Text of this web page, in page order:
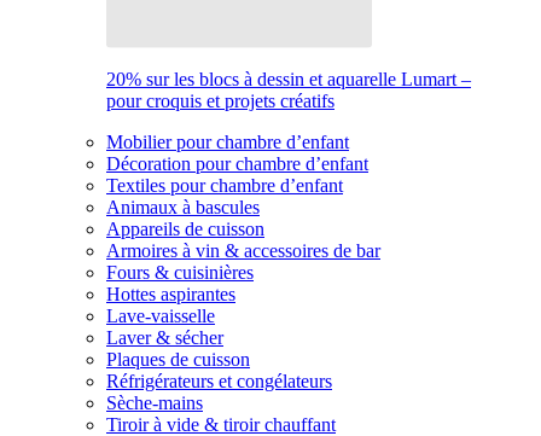
20% sur les blocs à dessin et aquarelle Lumart –
pour croquis et projets créatifs
Mobilier pour chambre d’enfant
Décoration pour chambre d’enfant
Textiles pour chambre d’enfant
Animaux à bascules
Appareils de cuisson
Armoires à vin & accessoires de bar
Fours & cuisinières
Hottes aspirantes
Lave-vaisselle
Laver & sécher
Plaques de cuisson
Réfrigérateurs et congélateurs
Sèche-mains
Tiroir à vide & tiroir chauffant